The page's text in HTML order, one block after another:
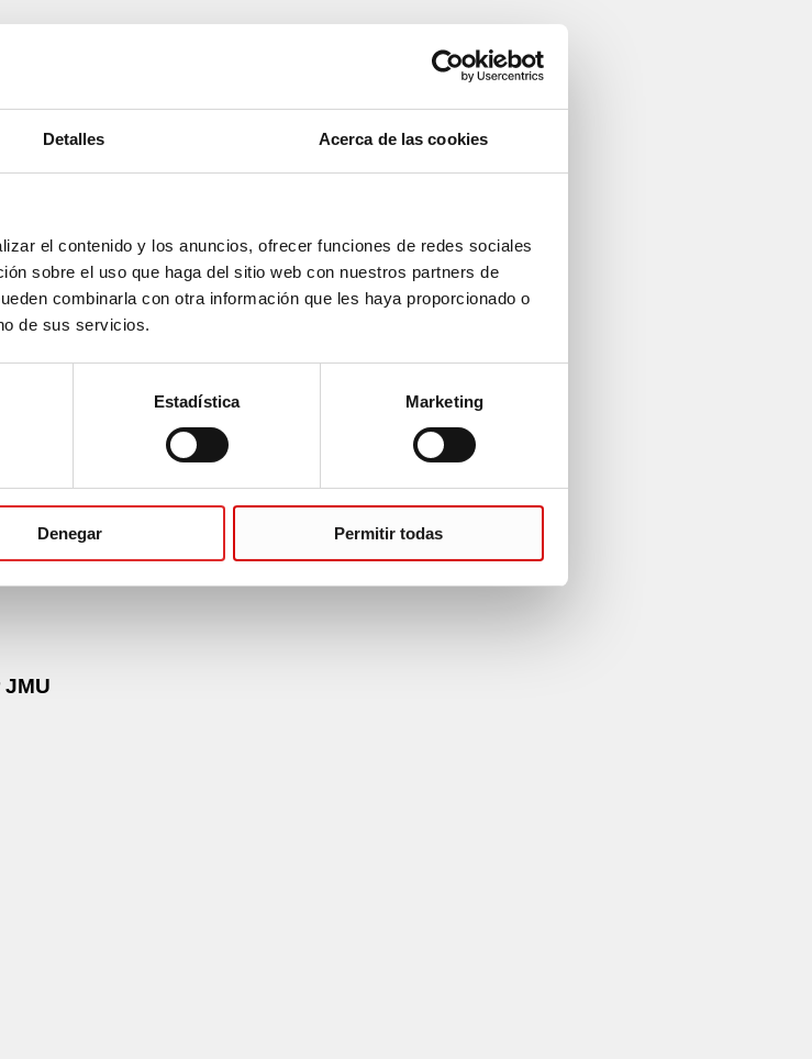
Detalles Acerca de las cookies
el contenido y los anuncios, ofrecer funciones de redes sociales
sobre el uso que haga del sitio web con nuestros partners de
combinarla con otra información que les haya proporcionado o
de sus servicios.
Estadística Marketing
Denegar Permitir todas